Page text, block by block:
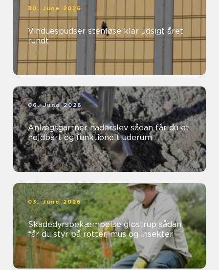
30. June 2026
Vinduespudser stenløse klar udsigt året
rundt
06. June 2026
Anlægsgartner haderslev sådan får du et
holdbart og funktionelt uderum
03. June 2026
Skadedyrsbekæmpelse glostrup sådan
får du styr på rotter, mus og insekter